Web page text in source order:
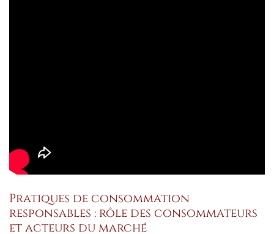
Pratiques de consommation
responsables : rôle des consommateurs
et acteurs du marché